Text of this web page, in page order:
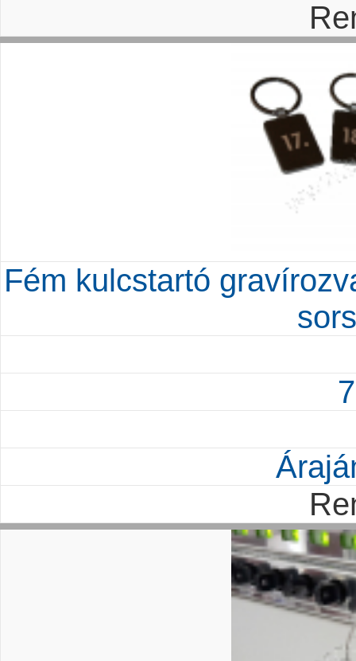
Fém kulcstartó